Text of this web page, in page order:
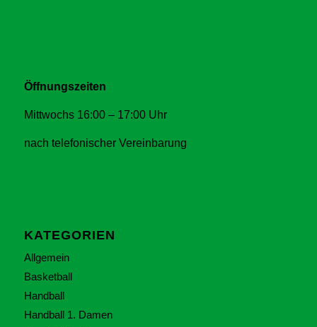
Öffnungszeiten
Mittwochs 16:00 – 17:00 Uhr
nach telefonischer Vereinbarung
KATEGORIEN
Allgemein
Basketball
Handball
Handball 1. Damen